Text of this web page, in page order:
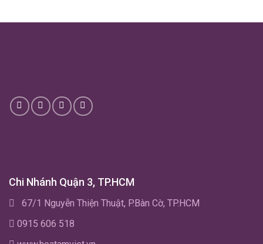
Chi Nhánh Quận 3, TP.HCM
67/1 Nguyễn Thiện Thuật, P.Bàn Cờ, TP.HCM
0915 606 518